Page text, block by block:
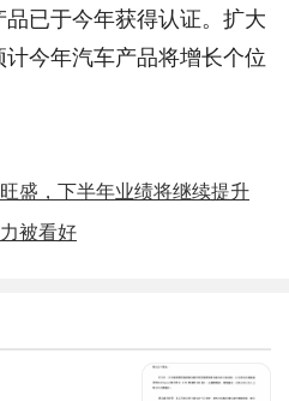
已于今年获得认证。扩大
今年汽车产品将增长个位
盛，下半年业绩将继续提升
被看好